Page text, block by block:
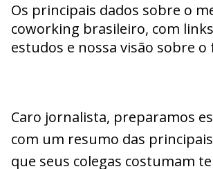
Os principais dados sobre o
coworking brasileiro, com
estudos e nossa visão sobre
Caro jornalista, preparamos
com um resumo das
que seus colegas costumam